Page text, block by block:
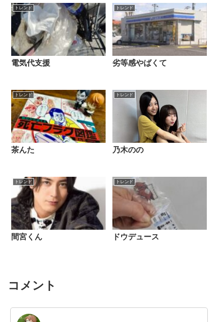
トレンド
電気代支援
トレンド
劣等感やばくて
トレンド
茶んた
トレンド
乃木のの
トレンド
間宮くん
トレンド
ドウデュース
コメント